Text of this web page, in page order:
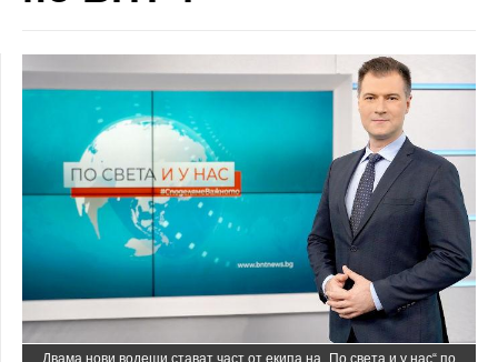
Двама нови водещи стават част от екипа на „По света и у нас“ по